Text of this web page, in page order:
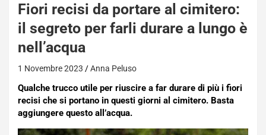
Fiori recisi da portare al cimitero:
il segreto per farli durare a lungo è
nell’acqua
1 Novembre 2023 Anna Peluso
Qualche trucco utile per riuscire a far durare di più i fiori
recisi che si portano in questi giorni al cimitero. Basta
aggiungere questo all’acqua.